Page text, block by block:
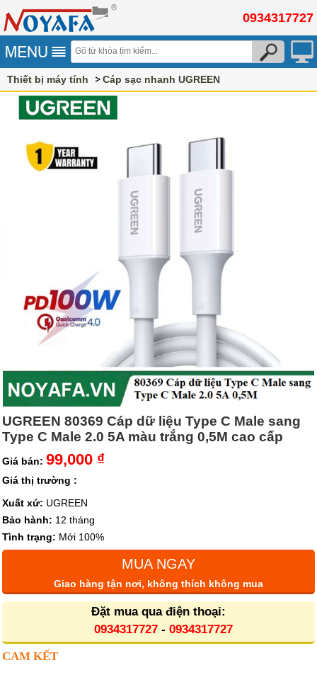
0934317727
Thiết bị máy tính Cáp sạc nhanh UGREEN
UGREEN 80369 Cáp dữ liệu Type C Male sang
Type C Male 2.0 5A màu trắng 0,5M cao cấp
Giá bán: 99,000 ₫
Giá thị trường :
Xuất xứ: UGREEN
Bảo hành: 12 tháng
Tình trạng: Mới 100%
MUA NGAY
Giao hàng tận nơi, không thích không mua
Đặt mua qua điện thoại:
0934317727- 0934317727
CAM KẾT